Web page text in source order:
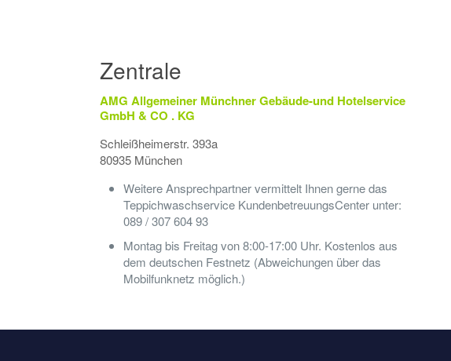
Zentrale
AMG Allgemeiner Münchner Gebäude-und Hotelservice
GmbH & CO . KG
Schleißheimerstr. 393a
80935 München
Weitere Ansprechpartner vermittelt Ihnen gerne das
Teppichwaschservice KundenbetreuungsCenter unter:
089 / 307 604 93
Montag bis Freitag von 8:00-17:00 Uhr. Kostenlos aus
dem deutschen Festnetz (Abweichungen über das
Mobilfunknetz möglich.)